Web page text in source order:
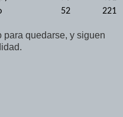
52 221
para quedarse, y siguen